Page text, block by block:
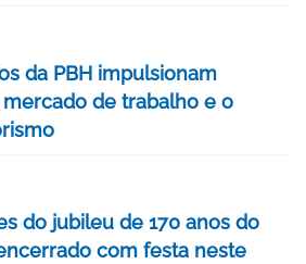
da PBH impulsionam
de trabalho e o
do jubileu de 170 anos do
com festa neste